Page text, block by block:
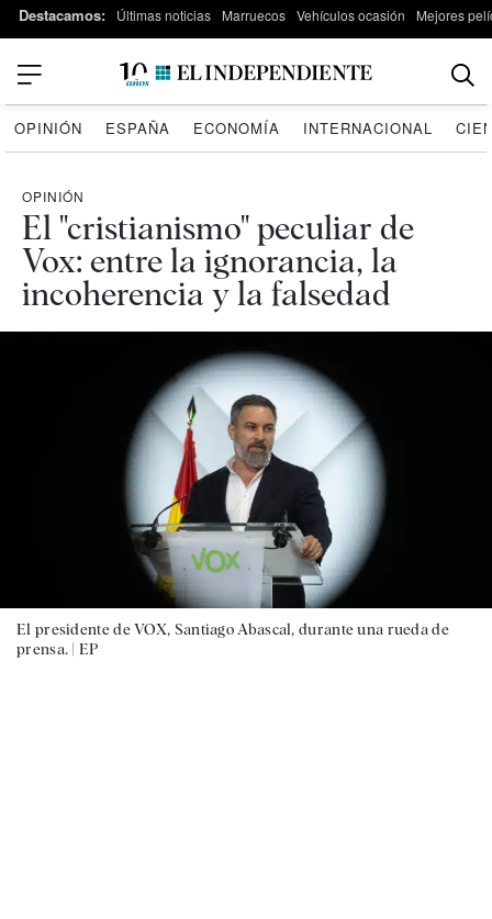
Destacamos: Últimas noticias Marruecos Vehículos ocasión Mejores
OPINIÓN ESPAÑA ECONOMÍA INTERNACIONAL
OPINIÓN
El "cristianismo" peculiar de
Vox: entre la ignorancia, la
incoherencia y la falsedad
El presidente de VOX, Santiago Abascal, durante una rueda de
prensa. | EP